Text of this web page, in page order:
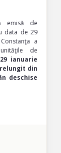
emisă de
data de 29
a
de
29 ianuarie
din
deschise